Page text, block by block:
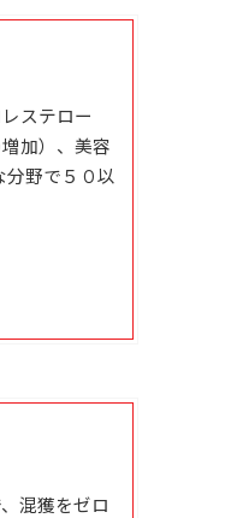
ステロー
加）、美容
分野で５０以
混獲をゼロ